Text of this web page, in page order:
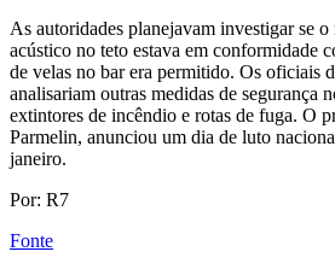
As autoridades planejavam investigar se
acústico no teto estava em conformidade
de velas no bar era permitido. Os oficiais
analisariam outras medidas de segurança
extintores de incêndio e rotas de fuga. O
Parmelin, anunciou um dia de luto
janeiro.
Por: R7
Fonte